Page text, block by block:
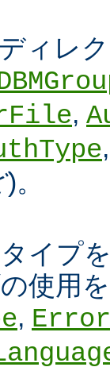
ィレ
,
)。
イプ
使用
,